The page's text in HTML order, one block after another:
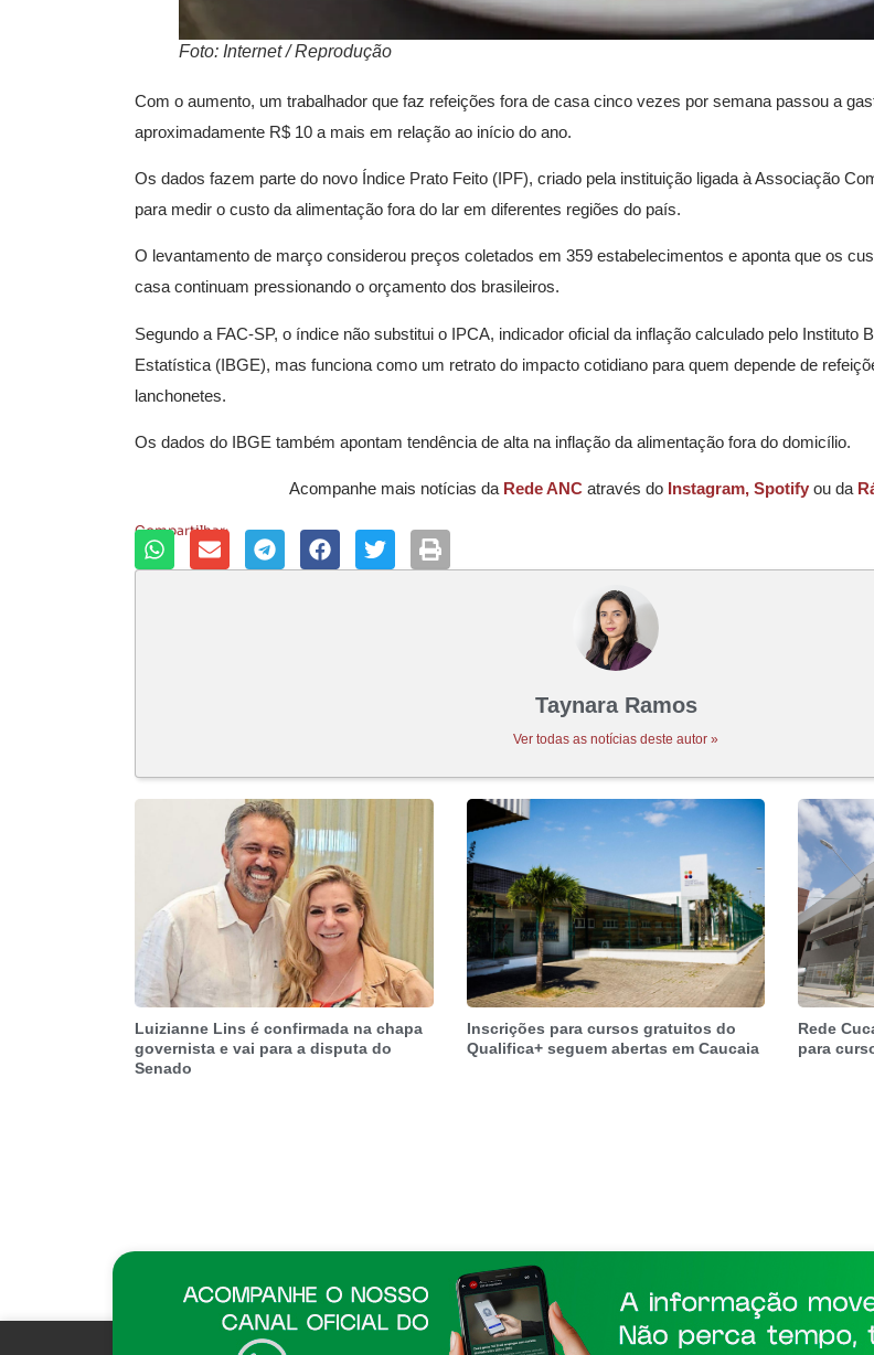
Foto: Internet / Reprodução
Com o aumento, um trabalhador que faz refeições fora de casa cinco vezes por semana passou a
aproximadamente R$ 10 a mais em relação ao início do ano.
Os dados fazem parte do novo Índice Prato Feito (IPF), criado pela instituição ligada à Associação
para medir o custo da alimentação fora do lar em diferentes regiões do país.
O levantamento de março considerou preços coletados em 359 estabelecimentos e aponta que os
casa continuam pressionando o orçamento dos brasileiros.
Segundo a FAC-SP, o índice não substitui o IPCA, indicador oficial da inflação calculado pelo Instituto
Estatística (IBGE), mas funciona como um retrato do impacto cotidiano para quem depende de
lanchonetes.
Os dados do IBGE também apontam tendência de alta na inflação da alimentação fora do domicílio.
Acompanhe mais notícias da Rede ANC através do Instagram, Spotify ou da
Compartilhar:
Taynara Ramos
Ver todas as notícias deste autor »
Luizianne Lins é confirmada na chapa
governista e vai para a disputa do
Senado
Inscrições para cursos gratuitos do
Qualifica+ seguem abertas em Caucaia
Rede
para